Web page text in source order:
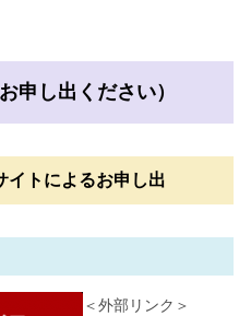
し出ください）
イトによるお申し出
＜外部リンク＞